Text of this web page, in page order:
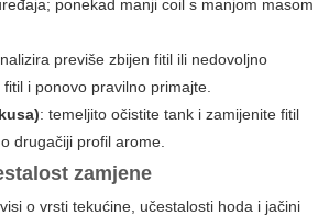
ponekad manji coil s manjom masom
previše zbijen fitil ili nedovoljno
i ponovo pravilno primajte.
: temeljito očistite tank i zamijenite fitil
drugačiji profil arome.
zamjene
o vrsti tekućine, učestalosti hoda i jačini